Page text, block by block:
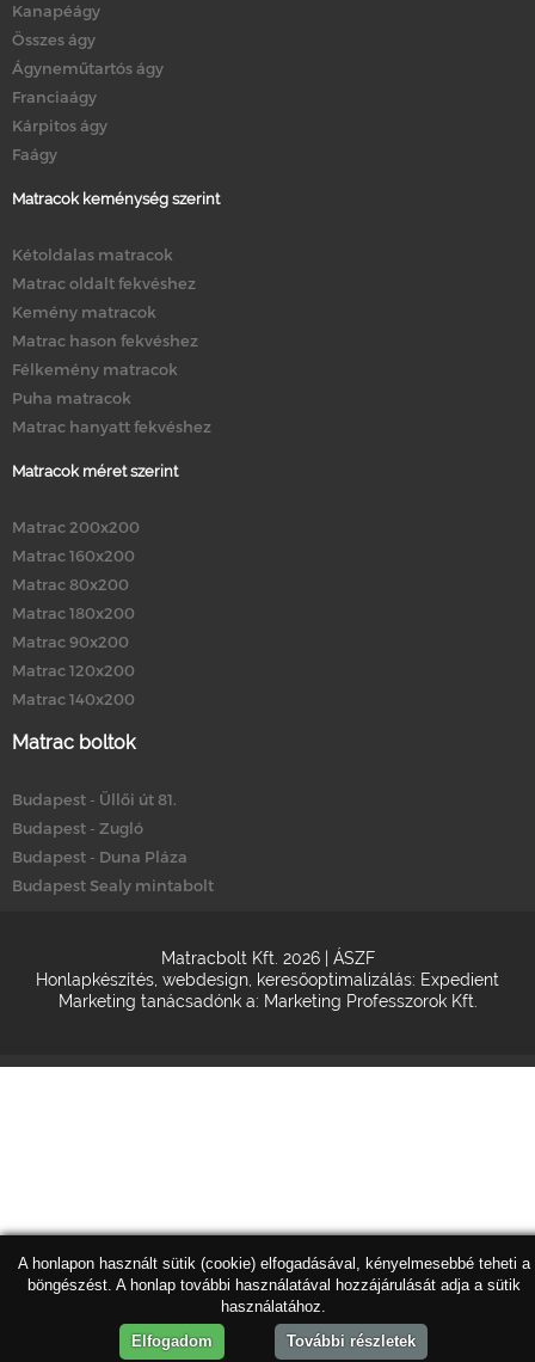
Kanapéágy
Összes ágy
Ágyneműtartós ágy
Franciaágy
Kárpitos ágy
Faágy
Matracok keménység szerint
Kétoldalas matracok
Matrac oldalt fekvéshez
Kemény matracok
Matrac hason fekvéshez
Félkemény matracok
Puha matracok
Matrac hanyatt fekvéshez
Matracok méret szerint
Matrac 200x200
Matrac 160x200
Matrac 80x200
Matrac 180x200
Matrac 90x200
Matrac 120x200
Matrac 140x200
Matrac boltok
Budapest - Üllői út 81.
Budapest - Zugló
Budapest - Duna Pláza
Budapest Sealy mintabolt
Matracbolt Kft. 2026 | ÁSZF
Honlapkészítés, webdesign, keresőoptimalizálás: Expedient
Marketing tanácsadónk a: Marketing Professzorok Kft.
A honlapon használt sütik (cookie) elfogadásával, kényelmesebbé teheti a
böngészést. A honlap további használatával hozzájárulását adja a sütik
használatához.
Elfogadom
További részletek